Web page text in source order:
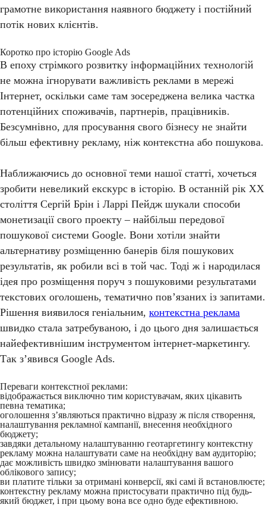
грамотне використання наявного бюджету і постійний
потік нових клієнтів.
Коротко про історію Google Ads
В епоху стрімкого розвитку інформаційних технологій
не можна ігнорувати важливість реклами в мережі
Інтернет, оскільки саме там зосереджена велика частка
потенційних споживачів, партнерів, працівників.
Безсумнівно, для просування свого бізнесу не знайти
більш ефективну рекламу, ніж контекстна або пошукова.
Наближаючись до основної теми нашої статті, хочеться
зробити невеликий екскурс в історію. В останній рік ХХ
століття Сергій Брін і Ларрі Пейдж шукали способи
монетизації свого проекту – найбільш передової
пошукової системи Google. Вони хотіли знайти
альтернативу розміщенню банерів біля пошукових
результатів, як робили всі в той час. Тоді ж і народилася
ідея про розміщення поруч з пошуковими результатами
текстових оголошень, тематично пов’язаних із запитами.
Рішення виявилося геніальним, контекстна реклама
швидко стала затребуваною, і до цього дня залишається
найефективнішим інструментом інтернет-маркетингу.
Так з’явився Google Ads.
Переваги контекстної реклами:
відображається виключно тим користувачам, яких цікавить
певна тематика;
оголошення з’являються практично відразу ж після створення,
налаштування рекламної кампанії, внесення необхідного
бюджету;
завдяки детальному налаштуванню геотаргетингу контекстну
рекламу можна налаштувати саме на необхідну вам аудиторію;
дає можливість швидко змінювати налаштування вашого
облікового запису;
ви платите тільки за отримані конверсії, які самі й встановлюєте;
контекстну рекламу можна пристосувати практично під будь-
який бюджет, і при цьому вона все одно буде ефективною.